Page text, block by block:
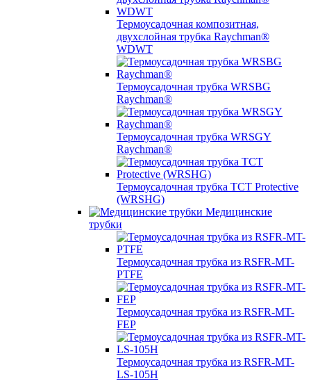
Термоусадочная композитная,
двухслойная трубка Raychman®
WDWT
Термоусадочная трубка WRSBG
Raychman®
Термоусадочная трубка WRSGY
Raychman®
Термоусадочная трубка TCT Protective
(WRSHG)
Медицинские
трубки
Термоусадочная трубка из RSFR-MT-
PTFE
Термоусадочная трубка из RSFR-MT-
FEP
Термоусадочная трубка из RSFR-MT-
LS-105H